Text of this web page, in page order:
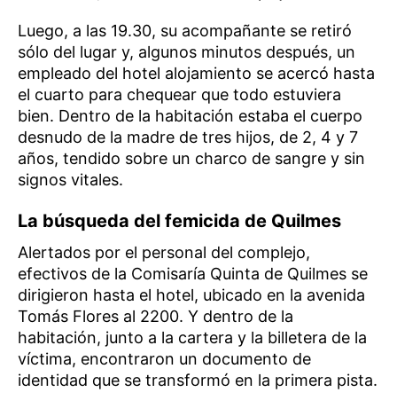
Luego, a las 19.30, su acompañante se retiró
sólo del lugar y, algunos minutos después, un
empleado del hotel alojamiento se acercó hasta
el cuarto para chequear que todo estuviera
bien. Dentro de la habitación estaba el cuerpo
desnudo de la madre de tres hijos, de 2, 4 y 7
años, tendido sobre un charco de sangre y sin
signos vitales.
La búsqueda del femicida de Quilmes
Alertados por el personal del complejo,
efectivos de la Comisaría Quinta de Quilmes se
dirigieron hasta el hotel, ubicado en la avenida
Tomás Flores al 2200. Y dentro de la
habitación, junto a la cartera y la billetera de la
víctima, encontraron un documento de
identidad que se transformó en la primera pista.